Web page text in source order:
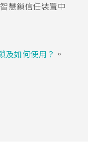
慧鎖信任裝置中
及如何使用？ 。